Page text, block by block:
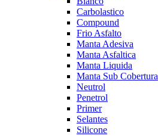
Carbolastico
Compound
Frio Asfalto
Manta Adesiva
Manta Asfaltica
Manta Liquida
Manta Sub Cobertura
Neutrol
Penetrol
Primer
Selantes
Silicone